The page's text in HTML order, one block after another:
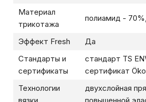
Материал
трикотажа
полиамид -
Эффект Fresh
Да
Стандарты и
сертификаты
стандарт TS
сертификат
Технологии
двухслойная